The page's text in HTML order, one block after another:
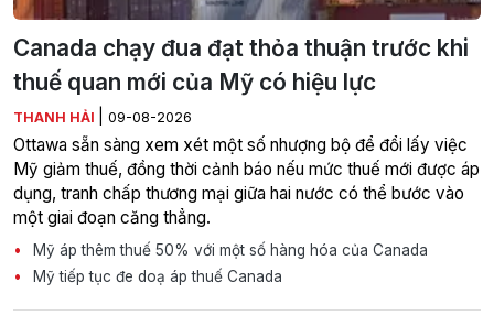
Canada chạy đua đạt thỏa thuận trước khi
thuế quan mới của Mỹ có hiệu lực
THANH HẢI 09-08-2026
Ottawa sẵn sàng xem xét một số nhượng bộ để đổi lấy việc
Mỹ giảm thuế, đồng thời cảnh báo nếu mức thuế mới được áp
dụng, tranh chấp thương mại giữa hai nước có thể bước vào
một giai đoạn căng thẳng.
Mỹ áp thêm thuế 50% với một số hàng hóa của Canada
Mỹ tiếp tục đe doạ áp thuế Canada